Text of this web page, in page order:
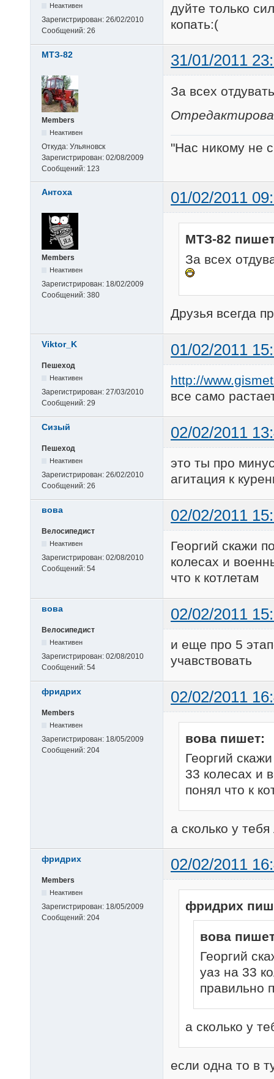
Неактивен
Зарегистрирован: 26/02/2010
Сообщений: 26
дуйте только
копать:(
МТЗ-82 31/01/2011
Members
Неактивен
Откуда: Ульяновск
Зарегистрирован: 02/08/2009
Сообщений: 123
За всех
"Нас никому не
Антоха 01/02/2011
Members
Неактивен
Зарегистрирован: 18/02/2009
Сообщений: 380
МТЗ-82
За всех
Друзья всегда
Viktor_K 01/02/2011
Пешеход
Неактивен
Зарегистрирован: 27/03/2010
Сообщений: 29
http://
все само
Сизый 02/02/2011
Пешеход
Неактивен
Зарегистрирован: 26/02/2010
Сообщений: 26
это ты про
агитация к
вова 02/02/2011
Велосипедист
Неактивен
Зарегистрирован: 02/08/2010
Сообщений: 54
Георгий скажи
колесах и
что к котлетам
вова 02/02/2011
Велосипедист
Неактивен
Зарегистрирован: 02/08/2010
Сообщений: 54
и еще про 5
учавствовать
фридрих 02/02/2011
Members
Неактивен
Зарегистрирован: 18/05/2009
Сообщений: 204
вова пишет:
Георгий
33 колесах и
понял что к
а сколько у
фридрих 02/02/2011
Members
Неактивен
Зарегистрирован: 18/05/2009
Сообщений: 204
фридрих
вова
Георгий
уаз на 33
правильно
а сколько у
если одна то в